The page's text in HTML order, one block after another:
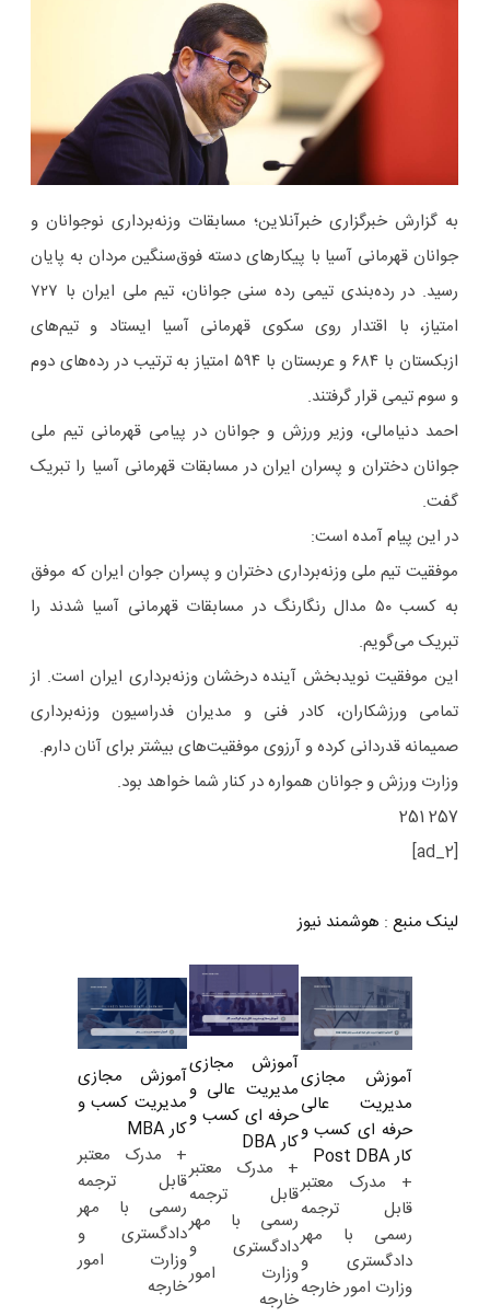
به گزارش خبرگزاری خبرآنلاین؛ مسابقات وزنه‌برداری نوجوانان و
جوانان قهرمانی آسیا با پیکارهای دسته فوق‌سنگین مردان به پایان
رسید. در رده‌بندی تیمی رده سنی جوانان، تیم ملی ایران با ۷۲۷
امتیاز، با اقتدار روی سکوی قهرمانی آسیا ایستاد و تیم‌های
ازبکستان با ۶۸۴ و عربستان با ۵۹۴ امتیاز به ترتیب در رده‌های دوم
و سوم تیمی قرار گرفتند.
احمد دنیامالی، وزیر ورزش و جوانان در پیامی قهرمانی تیم ملی
جوانان دختران و پسران ایران در مسابقات قهرمانی آسیا را تبریک
گفت.
در این پیام آمده است:
موفقیت تیم ملی وزنه‌برداری دختران و پسران جوان ایران که موفق
به کسب ۵٠ مدال رنگارنگ در مسابقات قهرمانی آسیا شدند را
تبریک می‌گویم.
این موفقیت نویدبخش آینده درخشان وزنه‌برداری ایران است. از
تمامی ورزشکاران، کادر فنی و مدیران فدراسیون وزنه‌برداری
صمیمانه قدردانی کرده و آرزوی موفقیت‌های بیشتر برای آنان دارم.
وزارت ورزش و جوانان همواره در کنار شما خواهد بود.
257 251
[ad_2]
لینک منبع : هوشمند نیوز
آموزش مجازی
مدیریت عالی
حرفه ای کسب و
کار Post DBA
+ مدرک معتبر
قابل ترجمه
رسمی با مهر
دادگستری و
وزارت امور خارجه
آموزش مجازی
مدیریت عالی و
حرفه ای کسب و
کار DBA
+ مدرک معتبر
قابل ترجمه
رسمی با مهر
دادگستری و
وزارت امور
خارجه
آموزش مجازی
مدیریت کسب و
کار MBA
+ مدرک معتبر
قابل ترجمه
رسمی با مهر
دادگستری و
وزارت امور
خارجه